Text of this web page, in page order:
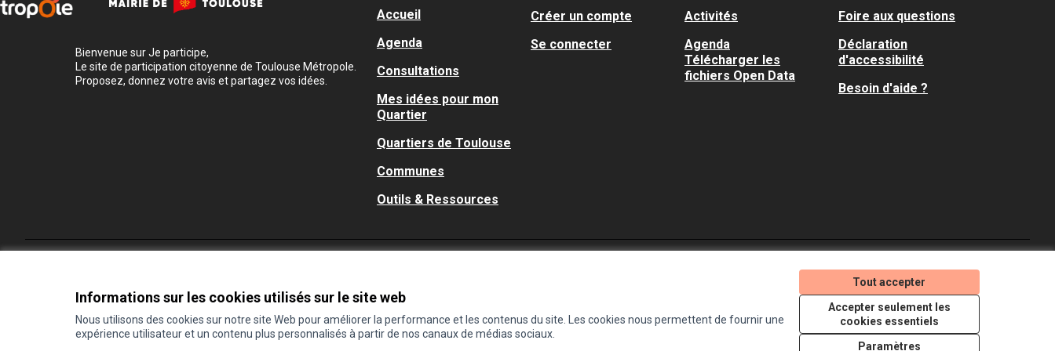
Informations sur les cookies utilisés sur le site web
Nous utilisons des cookies sur notre site Web pour améliorer la performance et les contenus du site. Les cookies nous permettent de fournir une
expérience utilisateur et un contenu plus personnalisés à partir de nos canaux de médias sociaux.
Tout accepter
Accepter seulement les
cookies essentiels
Paramètres
Bienvenue sur Je participe,
Le site de participation citoyenne de Toulouse Métropole.
Proposez, donnez votre avis et partagez vos idées.
Accueil
Agenda
Consultations
Mes idées pour mon
Quartier
Quartiers de Toulouse
Communes
Outils & Ressources
Créer un compte
Se connecter
Activités
Agenda
Télécharger les
fichiers Open Data
Foire aux questions
Déclaration
d'accessibilité
Besoin d'aide ?
(Lien externe)
(Lien externe)
(Lien externe)
Licence Creative
(Lien externe)